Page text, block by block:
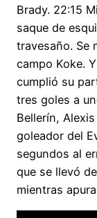
Brady. 22:15
saque de
travesaño. Se
campo Koke.
cumplió su
tres goles a
Bellerín,
goleador del
segundos al
que se llevó
mientras